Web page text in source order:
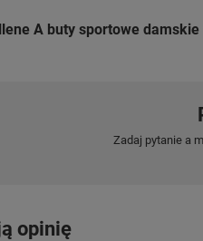
A buty sportowe
Zadaj pytanie a
opinię